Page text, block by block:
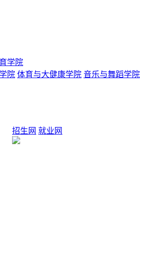
学院
院 体育与大健康学院 音乐与舞蹈学院
招生网 就业网